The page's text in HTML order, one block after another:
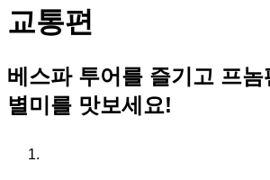
교통편
베스파 투어를 즐기고 프놈
별미를 맛보세요!